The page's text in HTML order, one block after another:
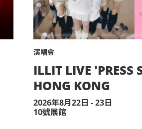
演唱會
ILLIT LIVE
HONG KONG
2026年8月22日 - 23日
10號展館